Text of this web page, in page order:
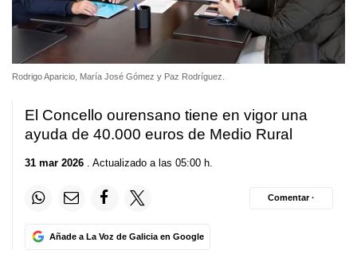
Rodrigo Aparicio, María José Gómez y Paz Rodríguez.
El Concello ourensano tiene en vigor una
ayuda de 40.000 euros de Medio Rural
31 mar 2026 . Actualizado a las 05:00 h.
Añade a La Voz de Galicia en Google
Comentar ·